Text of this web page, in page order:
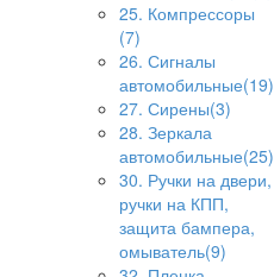
25. Компрессоры
(7)
26. Сигналы
автомобильные(19)
27. Сирены(3)
28. Зеркала
автомобильные(25)
30. Ручки на двери,
ручки на КПП,
защита бампера,
омыватель(9)